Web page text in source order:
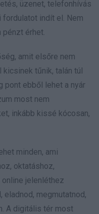
üzenet, telefonhívás
indít el. Nem
pénzt érhet.
amit elsőre nem
kicsinek tűnik, talán túl
pont ebből lehet a nyár
most nem
inkább kissé kócosan,
minden, ami
oktatáshoz,
jelenléthez
eladnod, megmutatnod,
A digitális tér most